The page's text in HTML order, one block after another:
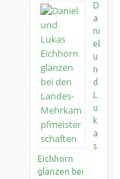
D
a
ni
el
u
n
d
L
u
k
a
s
Eichhorn
glänzen bei